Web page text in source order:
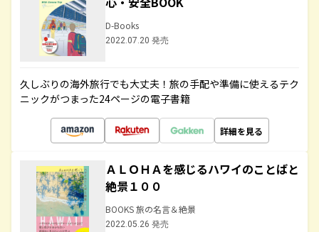
D-Books
2022.07.20 発売
久しぶりの海外旅行でも大丈夫！旅の手配や準備に使えるテク
ニックがつまった24ページの電子書籍
詳細を見る
ＡＬＯＨＡを感じるハワイのことばと
絶景１００
BOOKS 旅の名言＆絶景
2022.05.26 発売